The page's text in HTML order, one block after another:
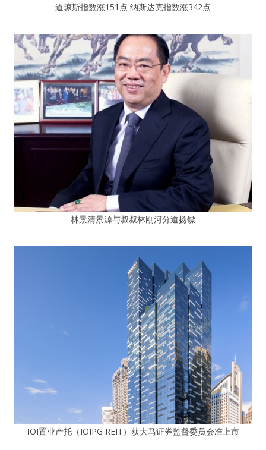
道琼斯指数涨151点 纳斯达克指数涨342点
林景清景源与叔叔林刚河分道扬镖
IOI置业产托（IOIPG REIT）获大马证券监督委员会准上市